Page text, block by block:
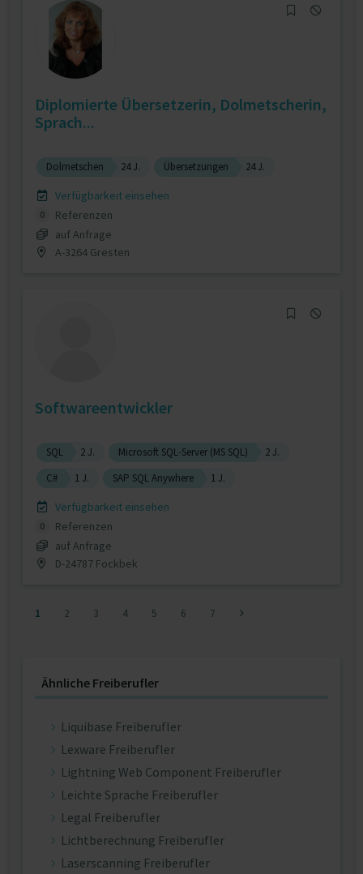
Diplomierte Übersetzerin, Dolmetscherin,
Sprach...
Dolmetschen 24 J. Übersetzungen 24 J.
Verfügbarkeit einsehen
0
Referenzen
auf Anfrage
A-3264 Gresten
Softwareentwickler
SQL 2 J. Microsoft SQL-Server (MS SQL)
2 J.
C#
1 J. SAP SQL Anywhere 1 J.
Verfügbarkeit einsehen
0
Referenzen
auf Anfrage
D-24787 Fockbek
1 2 3 4 5 6 7
Ähnliche Freiberufler
Liquibase Freiberufler
Lexware Freiberufler
Lightning Web Component Freiberufler
Leichte Sprache Freiberufler
Legal Freiberufler
Lichtberechnung Freiberufler
Laserscanning Freiberufler